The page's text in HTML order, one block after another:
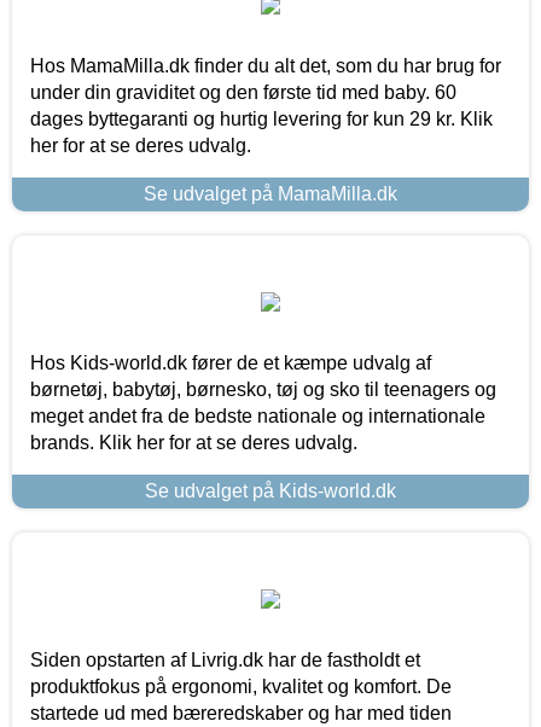
Hos MamaMilla.dk finder du alt det, som du har brug for
under din graviditet og den første tid med baby. 60
dages byttegaranti og hurtig levering for kun 29 kr. Klik
her for at se deres udvalg.
Se udvalget på MamaMilla.dk
Hos Kids-world.dk fører de et kæmpe udvalg af
børnetøj, babytøj, børnesko, tøj og sko til teenagers og
meget andet fra de bedste nationale og internationale
brands. Klik her for at se deres udvalg.
Se udvalget på Kids-world.dk
Siden opstarten af Livrig.dk har de fastholdt et
produktfokus på ergonomi, kvalitet og komfort. De
startede ud med bæreredskaber og har med tiden